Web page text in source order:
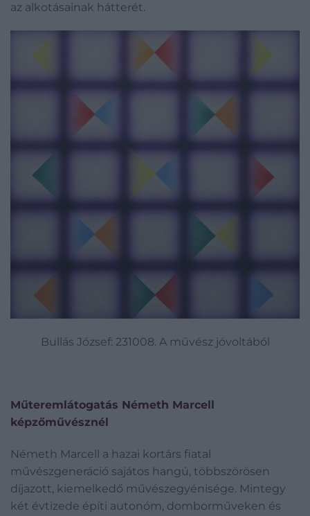
az alkotásainak hátterét.
Bullás József: 231008. A művész jóvoltából
Műteremlátogatás Németh Marcell
képzőművésznél
Németh Marcell a hazai kortárs fiatal
művészgeneráció sajátos hangú, többszörösen
díjazott, kiemelkedő művészegyénisége. Mintegy
két évtizede építi autonóm, domborműveken és